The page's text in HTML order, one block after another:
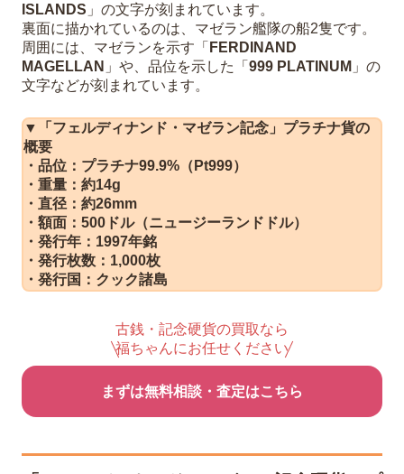
ISLANDS 」の文字が刻まれています。
裏面に描かれているのは、マゼラン艦隊の船2隻です。
周囲には、マゼランを示す「 FERDINAND
MAGELLAN 」や、品位を示した「 999 PLATINUM 」の
文字などが刻まれています。
▼「フェルディナンド・マゼラン記念」プラチナ貨の
概要
・品位：プラチナ99.9%（Pt999）
・重量：約14g
・直径：約26mm
・額面：500ドル（ニュージーランドドル）
・発行年：1997年銘
・発行枚数：1,000枚
・発行国：クック諸島
古銭・記念硬貨の買取なら
福ちゃんにお任せください
まずは無料相談・査定はこちら